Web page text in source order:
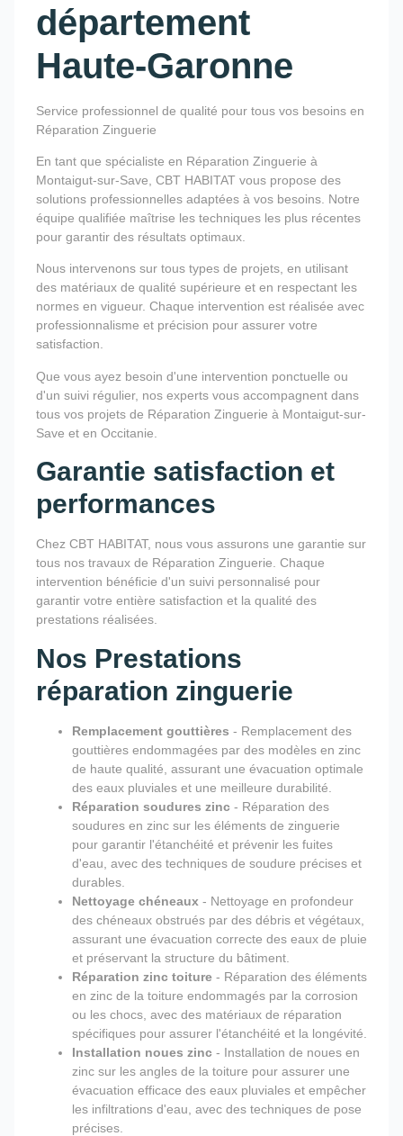
département
Haute-Garonne
Service professionnel de qualité pour tous vos besoins en
Réparation Zinguerie
En tant que spécialiste en Réparation Zinguerie à
Montaigut-sur-Save, CBT HABITAT vous propose des
solutions professionnelles adaptées à vos besoins. Notre
équipe qualifiée maîtrise les techniques les plus récentes
pour garantir des résultats optimaux.
Nous intervenons sur tous types de projets, en utilisant
des matériaux de qualité supérieure et en respectant les
normes en vigueur. Chaque intervention est réalisée avec
professionnalisme et précision pour assurer votre
satisfaction.
Que vous ayez besoin d'une intervention ponctuelle ou
d'un suivi régulier, nos experts vous accompagnent dans
tous vos projets de Réparation Zinguerie à Montaigut-sur-
Save et en Occitanie.
Garantie satisfaction et
performances
Chez CBT HABITAT, nous vous assurons une garantie sur
tous nos travaux de Réparation Zinguerie. Chaque
intervention bénéficie d'un suivi personnalisé pour
garantir votre entière satisfaction et la qualité des
prestations réalisées.
Nos Prestations
réparation zinguerie
Remplacement gouttières - Remplacement des
gouttières endommagées par des modèles en zinc
de haute qualité, assurant une évacuation optimale
des eaux pluviales et une meilleure durabilité.
Réparation soudures zinc - Réparation des
soudures en zinc sur les éléments de zinguerie
pour garantir l'étanchéité et prévenir les fuites
d'eau, avec des techniques de soudure précises et
durables.
Nettoyage chéneaux - Nettoyage en profondeur
des chéneaux obstrués par des débris et végétaux,
assurant une évacuation correcte des eaux de pluie
et préservant la structure du bâtiment.
Réparation zinc toiture - Réparation des éléments
en zinc de la toiture endommagés par la corrosion
ou les chocs, avec des matériaux de réparation
spécifiques pour assurer l'étanchéité et la longévité.
Installation noues zinc - Installation de noues en
zinc sur les angles de la toiture pour assurer une
évacuation efficace des eaux pluviales et empêcher
les infiltrations d'eau, avec des techniques de pose
précises.